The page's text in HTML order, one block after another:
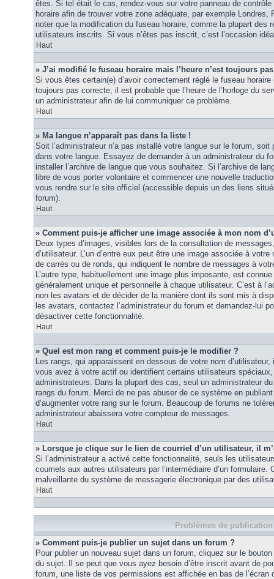
êtes. Si tel était le cas, rendez-vous sur votre panneau de
horaire afin de trouver votre zone adéquate, par exemple
noter que la modification du fuseau horaire, comme la plupart des
utilisateurs inscrits. Si vous n’êtes pas inscrit, c’est l’occasion
Haut
» J’ai modifié le fuseau horaire mais l’heure n’est toujours
Si vous êtes certain(e) d’avoir correctement réglé le fuseau horaire
toujours pas correcte, il est probable que l’heure de l’horloge du
un administrateur afin de lui communiquer ce problème.
Haut
» Ma langue n’apparaît pas dans la liste !
Soit l’administrateur n’a pas installé votre langue sur le forum, soit
dans votre langue. Essayez de demander à un administrateur du
installer l’archive de langue que vous souhaitez. Si l’archive de
libre de vous porter volontaire et commencer une nouvelle
vous rendre sur le site officiel (accessible depuis un des liens
forum).
Haut
» Comment puis-je afficher une image associée à mon nom
Deux types d’images, visibles lors de la consultation de
d’utilisateur. L’un d’entre eux peut être une image associée à
de carrés ou de ronds, qui indiquent le nombre de messages à
L’autre type, habituellement une image plus imposante, est
généralement unique et personnelle à chaque utilisateur. C’est à
non les avatars et de décider de la manière dont ils sont mis à
les avatars, contactez l’administrateur du forum et demandez-lui
désactiver cette fonctionnalité.
Haut
» Quel est mon rang et comment puis-je le modifier ?
Les rangs, qui apparaissent en dessous de votre nom
vous avez à votre actif ou identifient certains utilisateurs
administrateurs. Dans la plupart des cas, seul un administrateur
rangs du forum. Merci de ne pas abuser de ce système en
d’augmenter votre rang sur le forum. Beaucoup de forums ne
administrateur abaissera votre compteur de messages.
Haut
» Lorsque je clique sur le lien de courriel d’un utilisateur, il
Si l’administrateur a activé cette fonctionnalité, seuls les
courriels aux autres utilisateurs par l’intermédiaire d’un formulaire.
malveillante du système de messagerie électronique par des
Haut
Problèmes de publication
» Comment puis-je publier un sujet dans un forum ?
Pour publier un nouveau sujet dans un forum, cliquez sur le
du sujet. Il se peut que vous ayez besoin d’être inscrit avant de
forum, une liste de vos permissions est affichée en bas de